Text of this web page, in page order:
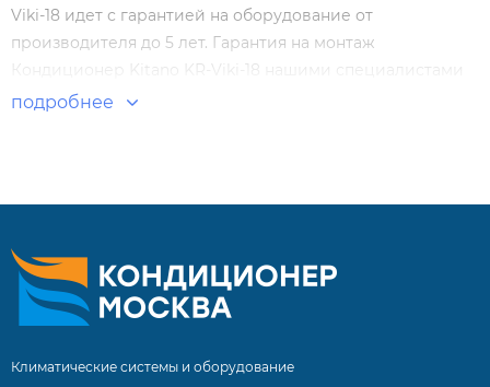
Viki-18 идет с гарантией на оборудование от
производителя до 5 лет. Гарантия на монтаж
Кондиционер Kitano KR-Viki-18 нашими специалистами
составляет 5 лет! Настенные сплит-системы по
подробнее
Климатические системы и оборудование